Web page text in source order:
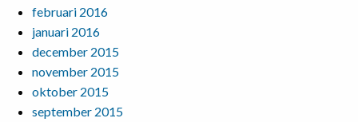
februari 2016
januari 2016
december 2015
november 2015
oktober 2015
september 2015